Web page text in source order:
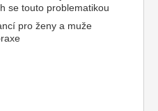
se touto problematikou
pro ženy a muže